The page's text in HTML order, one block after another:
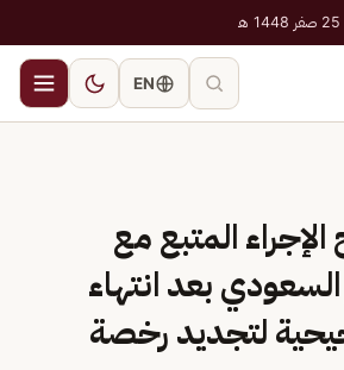
EN
المتبع مع
بعد انتهاء
لتجديد رخصة